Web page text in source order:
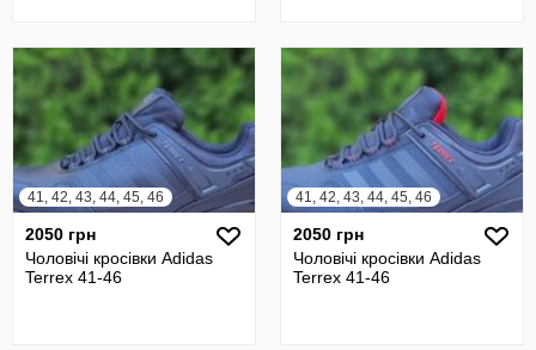
41, 42, 43, 44, 45, 46
2050 грн
Чоловічі кросівки Adidas
Terrex 41-46
41, 42, 43, 44, 45, 46
2050 грн
Чоловічі кросівки Adidas
Terrex 41-46